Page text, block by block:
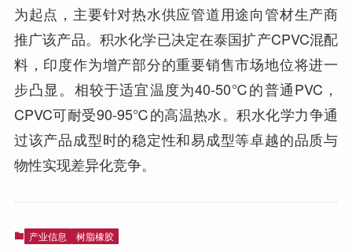
为起点，主要针对热水供应管道用途向管材生产商
推广该产品。积水化学已决定在泰国扩产CPVC混配
料，印度作为增产部分的重要销售市场地位将进一
步凸显。相较于适宜温度为40-50℃的普通PVC，
CPVC可耐受90-95℃的高温热水。积水化学力争通
过该产品成型时的稳定性和易成型等卓越的品质与
物性实现差异化竞争。
产业信息 树脂橡胶